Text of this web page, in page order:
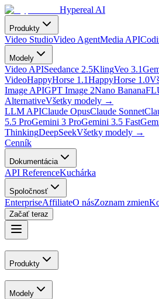
Hypereal AI
Produkty
Video StudioVideo AgentMedia API
Modely
Video APISeedance 2.5KlingVeo 3.1
VideoHappyHorse 1.1HappyHorse 1.0
Image APIGPT Image 2Nano Banana
AlternativeVšetky modely →
LLM APIClaude OpusClaude Sonnet
5.5 ProGemini 3 ProGemini 3.5 Fast
ThinkingDeepSeekVšetky modely →
Cenník
Dokumentácia
API ReferenceKuchárka
Spoločnosť
EnterpriseAffiliateO násZoznam zmien
Začať teraz
Produkty
Modely